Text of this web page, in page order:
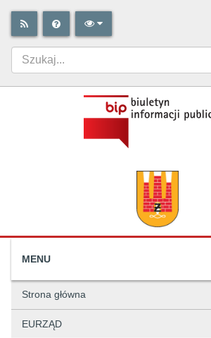
MENU
Strona główna
EURZĄD